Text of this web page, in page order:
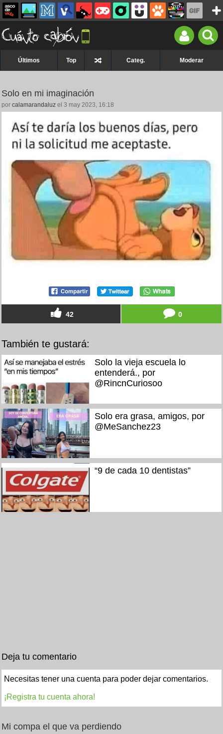
Últimos Top Categ. Moderar
Solo en mi imaginación
por calamarandaluz el 3 may 2023, 16:18
42 0
También te gustará:
Solo la vieja escuela lo
entenderá., por
@RincnCuriosoo
Solo era grasa, amigos, por
@MeSanchez23
“9 de cada 10 dentistas”
Deja tu comentario
Necesitas tener una cuenta para poder dejar comentarios.
¡Registra tu cuenta ahora!
Mi compa el que va perdiendo